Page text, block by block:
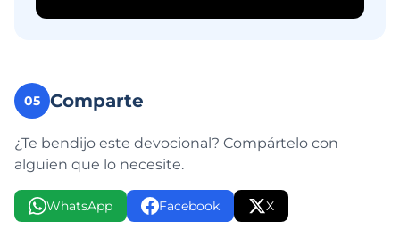
05 Comparte
¿Te bendijo este devocional? Compártelo con
alguien que lo necesite.
WhatsApp Facebook X